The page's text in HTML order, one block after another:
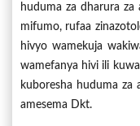
huduma za dharura za
mifumo, rufaa
hivyo wamekuja
wamefanya hivi ili
kuboresha huduma za
amesema Dkt.